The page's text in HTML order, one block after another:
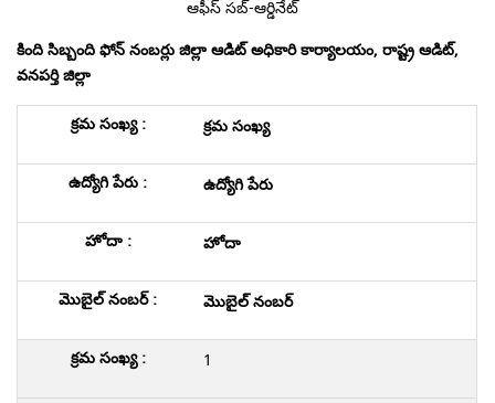
ఆఫీస్ సబ్-ఆర్డినేట్
కింది సిబ్బంది ఫోన్ నంబర్లు జిల్లా ఆడిట్ అధికారి కార్యాలయం,రాష్ట్ర ఆడిట్,
వనపర్తి జిల్లా
క్రమ సంఖ్య
ఉద్యోగి పేరు
హోదా
మొబైల్ నంబర్
1